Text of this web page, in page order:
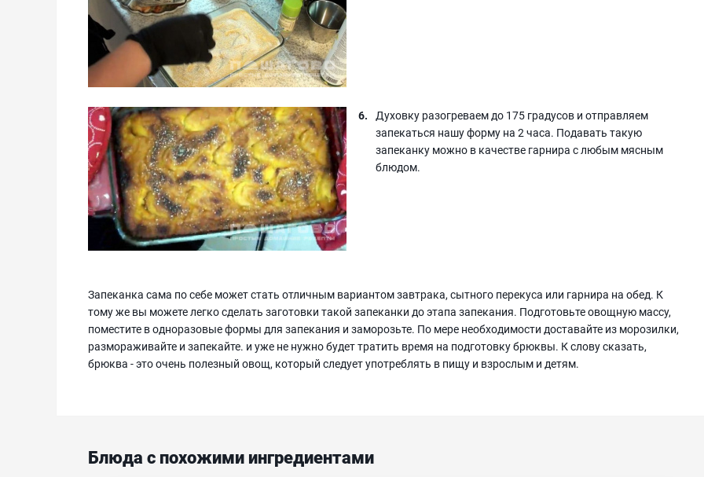
Духовку разогреваем до 175 градусов и отправляем
запекаться нашу форму на 2 часа. Подавать такую
запеканку можно в качестве гарнира с любым мясным
блюдом.
Запеканка сама по себе может стать отличным вариантом завтрака, сытного перекуса или гарнира на обед. К
тому же вы можете легко сделать заготовки такой запеканки до этапа запекания. Подготовьте овощную массу,
поместите в одноразовые формы для запекания и заморозьте. По мере необходимости доставайте из морозилки,
размораживайте и запекайте. и уже не нужно будет тратить время на подготовку брюквы. К слову сказать,
брюква - это очень полезный овощ, который следует употреблять в пищу и взрослым и детям.
Блюда с похожими ингредиентами